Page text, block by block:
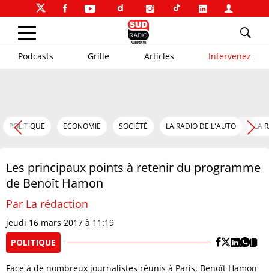
Podcasts Grille Articles Intervenez
POLITIQUE ECONOMIE SOCIÉTÉ LA RADIO DE L'AUTO LA
Les principaux points à retenir du programme
de Benoît Hamon
Par La rédaction
jeudi 16 mars 2017 à 11:19
POLITIQUE
Face à de nombreux journalistes réunis à Paris, Benoît Hamon